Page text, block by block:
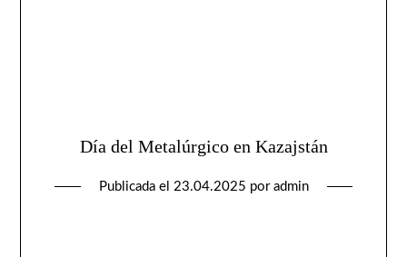
Día del Metalúrgico en Kazajstán
Publicada el 23.04.2025 por admin